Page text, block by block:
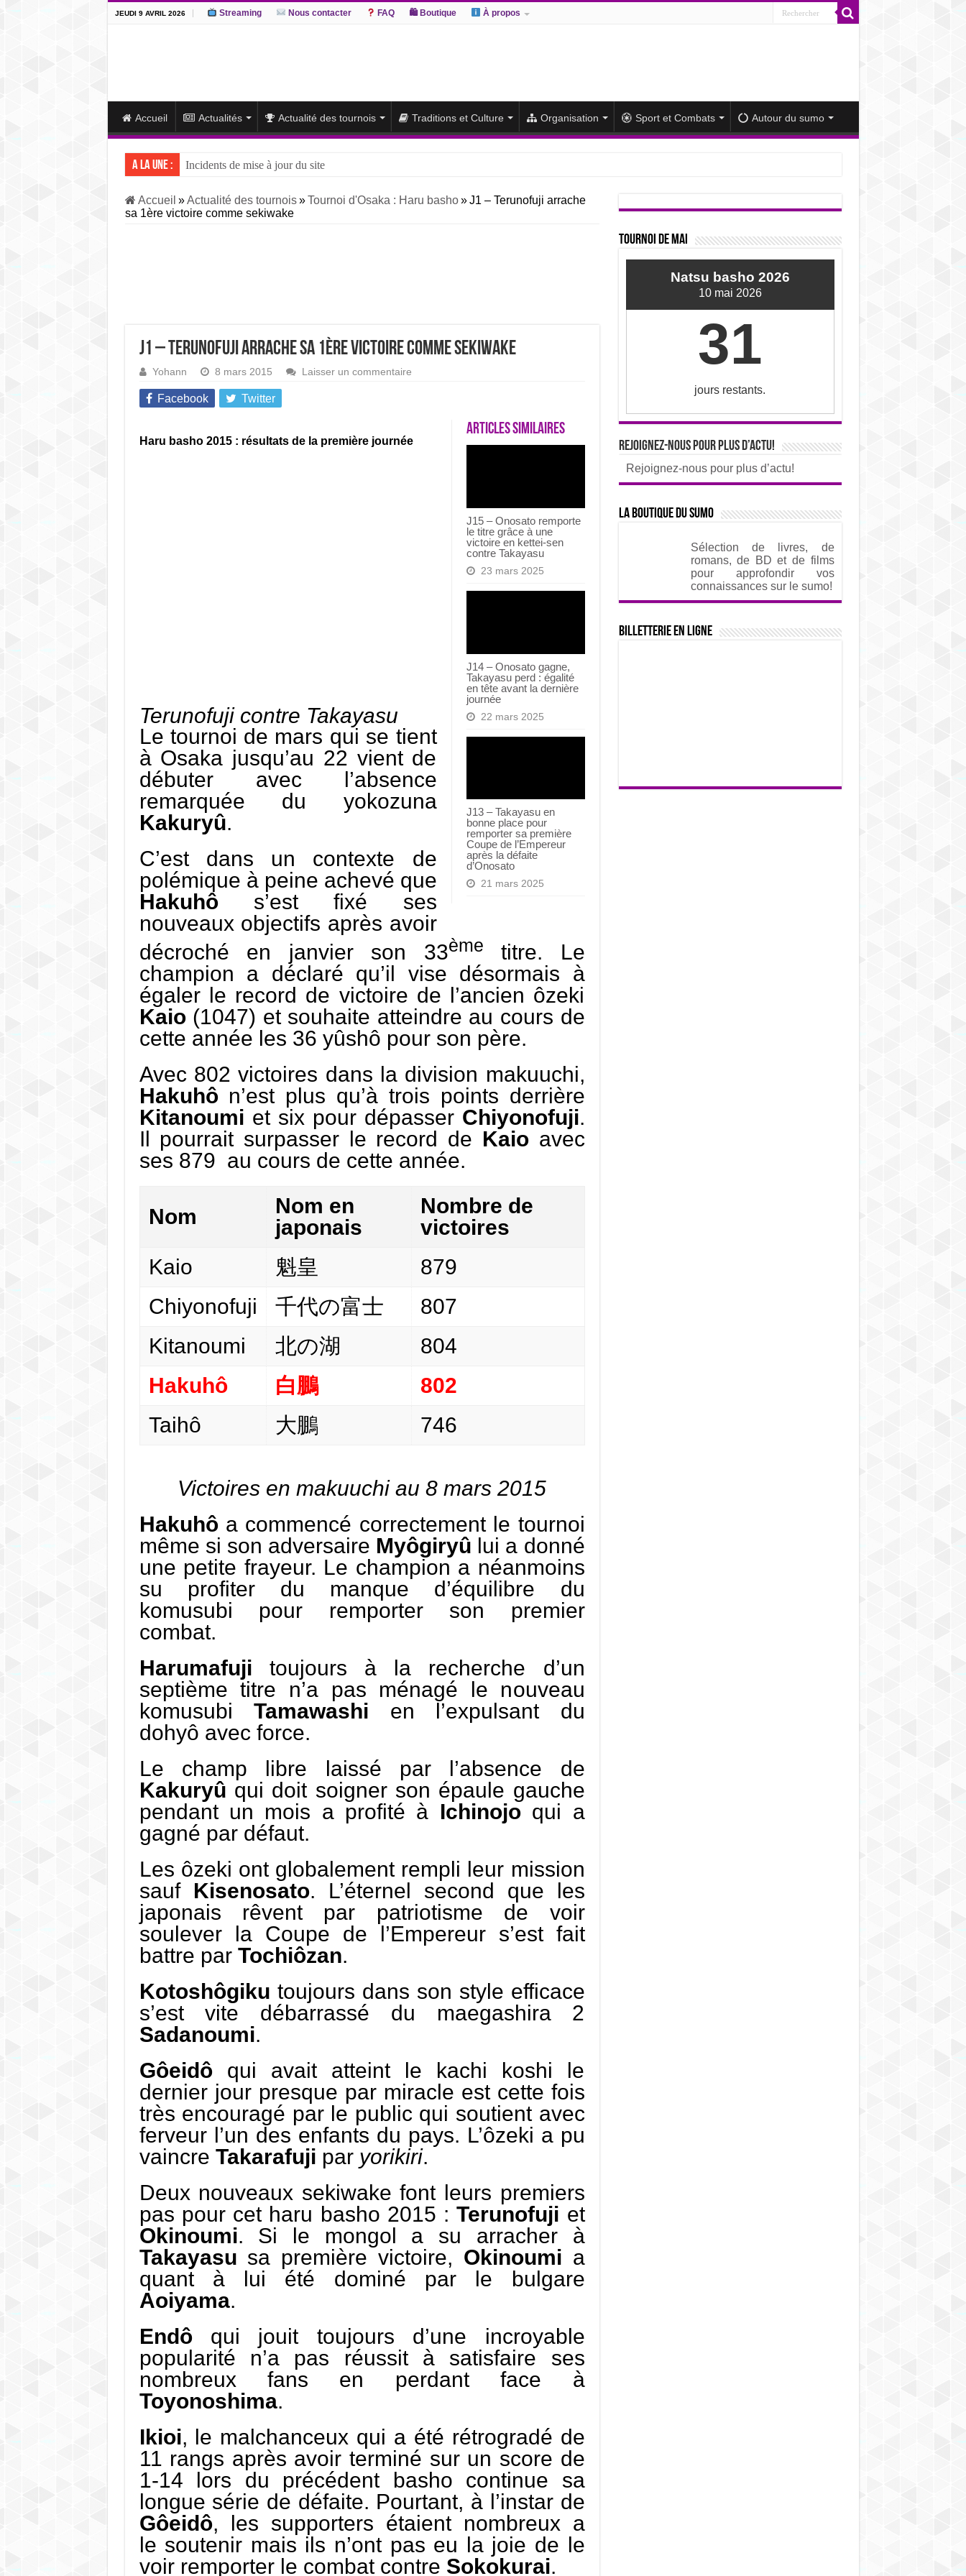
JEUDI 9 AVRIL 2026 Streaming Nous contacter FAQ 🛍 Boutique À propos
Accueil Actualités Actualité des tournois Traditions et Culture Organisation Sport et Combats Autour du sumo
A la une :
Incidents de mise à jour du site
J14 – Aonishiki dominé par Onosato et Atamifuji rejoint la tête
J13 – Aonishiki conserve la tête du classement et poursuit sa série de victoires face à un Hoshoryu diminué
Accueil » Actualité des tournois » Tournoi d'Osaka : Haru basho » J1 – Terunofuji arrache
sa 1ère victoire comme sekiwake
J1 – Terunofuji arrache sa 1ère victoire comme sekiwake
Yohann 8 mars 2015 Laisser un commentaire
Facebook Twitter
Articles similaires
J15 – Onosato remporte
le titre grâce à une
victoire en kettei-sen
contre Takayasu
23 mars 2025
J14 – Onosato gagne,
Takayasu perd : égalité
en tête avant la dernière
journée
22 mars 2025
J13 – Takayasu en
bonne place pour
remporter sa première
Coupe de l’Empereur
après la défaite
d’Onosato
21 mars 2025
Haru basho 2015 : résultats de la première journée
Terunofuji contre Takayasu
Le tournoi de mars qui se tient
à Osaka jusqu’au 22 vient de
débuter avec l’absence
remarquée du yokozuna
Kakuryû.
C’est dans un contexte de
polémique à peine achevé que
Hakuhôs’est fixé ses
nouveaux objectifs après avoir
décroché en janvier son 33ème
titre. Le
champion a déclaré qu’il vise désormais à
égaler le record de victoire de l’ancien ôzeki
Kaio(1047) et souhaite atteindre au cours de
cette année les 36 yûshô pour son père.
Avec 802 victoires dans la division makuuchi,
Hakuhôn’est plus qu’à trois points derrière
Kitanoumi et six pour dépasser Chiyonofuji.
Il pourrait surpasser le record de Kaioavec
ses 879 au cours de cette année.
Nom
Nom en
japonais
Nombre de
victoires
Kaio
魁皇
879
Chiyonofuji
千代の富士
807
Kitanoumi
北の湖
804
Hakuhô
白鵬
802
Taihô
大鵬 746
Victoires en makuuchi au 8 mars 2015
Hakuhôa commencé correctement le tournoi
même si son adversaire Myôgiryû lui a donné
une petite frayeur. Le champion a néanmoins
su profiter du manque d’équilibre du
komusubi pour remporter son premier
combat.
Harumafuji toujours à la recherche d’un
septième titre n’a pas ménagé le nouveau
komusubi Tamawashi en l’expulsant du
dohyô avec force.
Le champ libre laissé par l’absence de
Kakuryû qui doit soigner son épaule gauche
pendant un mois a profité à Ichinojoqui a
gagné par défaut.
Les ôzeki ont globalement rempli leur mission
sauf Kisenosato. L’éternel second que les
japonais rêvent par patriotisme de voir
soulever la Coupe de l’Empereur s’est fait
battre par Tochiôzan.
Kotoshôgiku toujours dans son style efficace
s’est vite débarrassé du maegashira 2
Sadanoumi.
Gôeidôqui avait atteint le kachi koshi le
dernier jour presque par miracle est cette fois
très encouragé par le public qui soutient avec
ferveur l’un des enfants du pays. L’ôzeki a pu
vaincre Takarafuji par yorikiri.
Deux nouveaux sekiwake font leurs premiers
pas pour cet haru basho 2015 :Terunofuji et
Okinoumi. Si le mongol a su arracher à
Takayasu sa première victoire, Okinoumi a
quant à lui été dominé par le bulgare
Aoiyama.
Endôqui jouit toujours d’une incroyable
popularité n’a pas réussit à satisfaire ses
nombreux fans en perdant face à
Toyonoshima.
Ikioi, le malchanceux qui a été rétrogradé de
11 rangs après avoir terminé sur un score de
1-14 lors du précédent basho continue sa
longue série de défaite. Pourtant, à l’instar de
Gôeidô, les supporters étaient nombreux a
le soutenir mais ils n’ont pas eu la joie de le
voir remporter le combat contre Sokokurai.
Tournoi de mai
Natsu basho 2026
10 mai 2026
31
jours restants.
Rejoignez-nous pour plus d’actu!
Rejoignez-nous pour plus d’actu!
La boutique du sumo
Sélection de livres, de
romans, de BD et de films
pour approfondir vos
connaissances sur le sumo!
Billetterie en ligne